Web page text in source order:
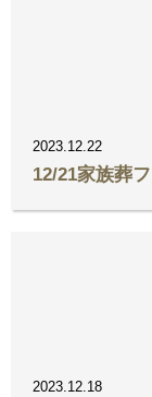
2023.12.22
12/21家族葬
2023.12.18